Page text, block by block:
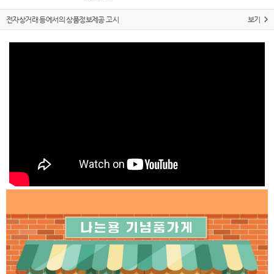
전자상거래 등에서의 상품정보제공 고시 보기